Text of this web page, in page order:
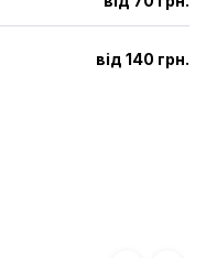
від 140 грн.